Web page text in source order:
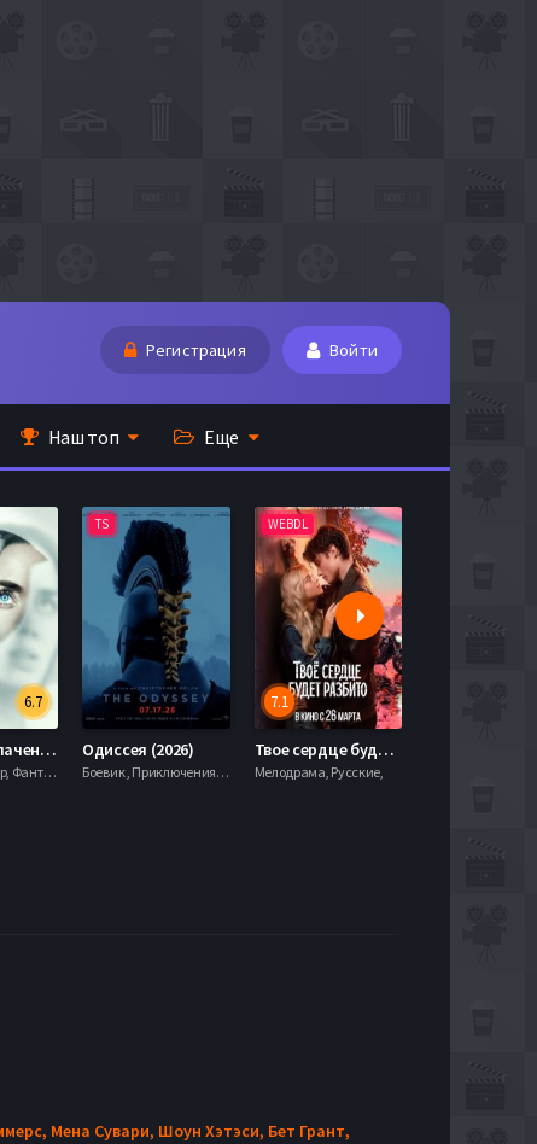
Регистрация Войти
Наш топ Еще
6.7
День разоблачения (2026)
Драма, Триллер, Фантастика,
TS
Одиссея (2026)
Боевик , Приключения, Фэнтези,
WEBDL
7.1
Твое сердце будет разбито (2026)
Мелодрама, Русские,
Мена Сувари, Шоун Хэтэси, Бет Грант,